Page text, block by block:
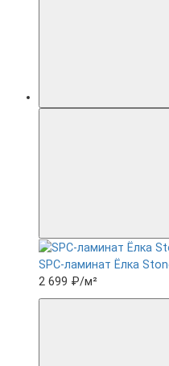
SPC-ламинат Ëлка
2 699 ₽/м²